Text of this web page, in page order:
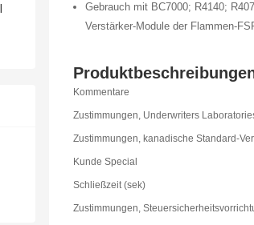
Gebrauch mit BC7000; R4140;
Verstärker-Module der Flammen-
Kommentare
Zustimmungen, Underwriters
Zustimmungen, kanadische Standard-
Kunde Special
Schließzeit (sek)
Zustimmungen,